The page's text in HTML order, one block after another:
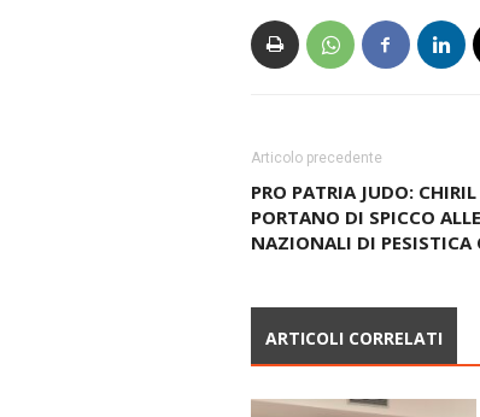
Articolo precedente
PRO PATRIA JUDO: CHIRIL
PORTANO DI SPICCO
NAZIONALI DI PESISTICA
ARTICOLI CORRELATI